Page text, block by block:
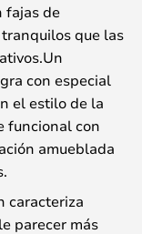
fajas de
que las
con especial
el estilo de la
funcional con
amueblada
caracteriza
parecer más